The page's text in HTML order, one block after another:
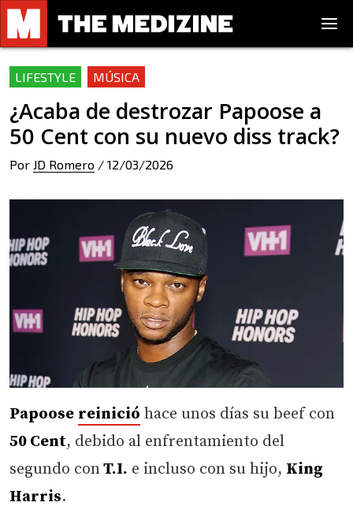
LIFESTYLE MÚSICA
¿Acaba de destrozar Papoose a
50 Cent con su nuevo diss track?
Por JD Romero / 12/03/2026
Papoose reinició hace unos días su beef con
50 Cent, debido al enfrentamiento del
segundo conT.I. e incluso con su hijo, King
Harris.